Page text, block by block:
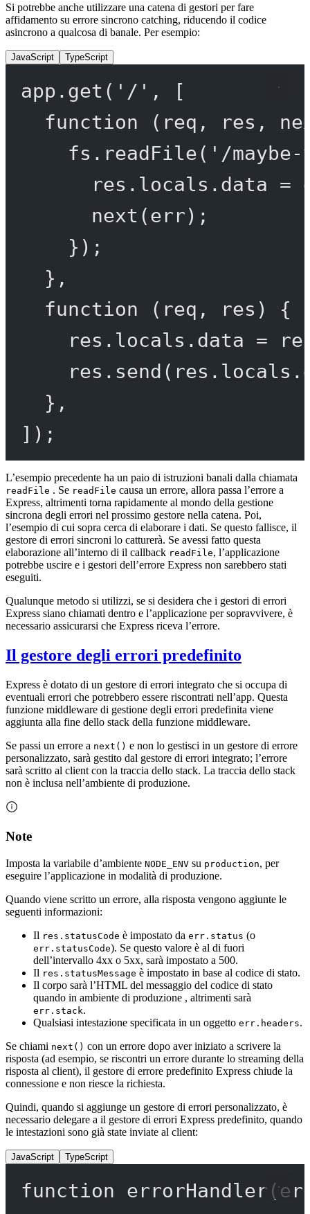
Si potrebbe anche utilizzare una catena di gestori per fare
affidamento su errore sincrono catching, riducendo il codice
asincrono a qualcosa di banale. Per esempio:
JavaScript TypeScript
app. get ( '/' , [
function ( req , res ,
fs. readFile( '/
res.locals.data =
next (err);
});
},
function ( req , res ) {
res.locals.data =
res. send
},
]);
L’esempio precedente ha un paio di istruzioni banali dalla chiamata
readFile . Se readFile causa un errore, allora passa l’errore a
Express, altrimenti torna rapidamente al mondo della gestione
sincrona degli errori nel prossimo gestore nella catena. Poi,
l’esempio di cui sopra cerca di elaborare i dati. Se questo fallisce, il
gestore di errori sincroni lo catturerà. Se avessi fatto questa
elaborazione all’interno di il callback readFile, l’applicazione
potrebbe uscire e i gestori dell’errore Express non sarebbero stati
eseguiti.
Qualunque metodo si utilizzi, se si desidera che i gestori di errori
Express siano chiamati dentro e l’applicazione per sopravvivere, è
necessario assicurarsi che Express riceva l’errore.
Il gestore degli errori predefinito
Express è dotato di un gestore di errori integrato che si occupa di
eventuali errori che potrebbero essere riscontrati nell’app. Questa
funzione middleware di gestione degli errori predefinita viene
aggiunta alla fine dello stack della funzione middleware.
Se passi un errore a next() e non lo gestisci in un gestore di errore
personalizzato, sarà gestito dal gestore di errori integrato; l’errore
sarà scritto al client con la traccia dello stack. La traccia dello stack
non è inclusa nell’ambiente di produzione.
Note
Imposta la variabile d’ambiente NODE_ENV su production, per
eseguire l’applicazione in modalità di produzione.
Quando viene scritto un errore, alla risposta vengono aggiunte le
seguenti informazioni:
Il res.statusCode è impostato da err.status (o
err.statusCode). Se questo valore è al di fuori
dell’intervallo 4xx o 5xx, sarà impostato a 500.
Il res.statusMessage è impostato in base al codice di stato.
Il corpo sarà l’HTML del messaggio del codice di stato
quando in ambiente di produzione , altrimenti sarà
err.stack.
Qualsiasi intestazione specificata in un oggetto err.headers.
Se chiami next() con un errore dopo aver iniziato a scrivere la
risposta (ad esempio, se riscontri un errore durante lo streaming della
risposta al client), il gestore di errore predefinito Express chiude la
connessione e non riesce la richiesta.
Quindi, quando si aggiunge un gestore di errori personalizzato, è
necessario delegare a il gestore di errori Express predefinito, quando
le intestazioni sono già state inviate al client:
JavaScript TypeScript
function errorHandler (